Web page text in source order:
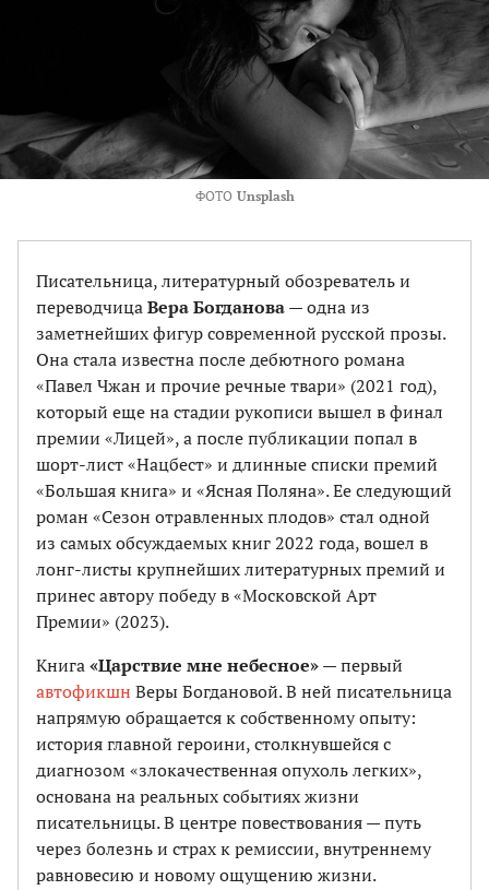
ФОТО Unsplash
Писательница, литературный обозреватель и
переводчицаВера Богданова— одна из
заметнейших фигур современной русской прозы.
Она стала известна после дебютного романа
«Павел Чжан и прочие речные твари» (2021 год),
который еще на стадии рукописи вышел в финал
премии «Лицей», а после публикации попал в
шорт-лист «Нацбест» и длинные списки премий
«Большая книга» и «Ясная Поляна». Ее следующий
роман «Сезон отравленных плодов» стал одной
из самых обсуждаемых книг 2022 года, вошел в
лонг-листы крупнейших литературных премий и
принес автору победу в «Московской Арт
Премии» (2023).
Книга«Царствие мне небесное»— первый
автофикшн Веры Богдановой. В ней писательница
напрямую обращается к собственному опыту:
история главной героини, столкнувшейся с
диагнозом «злокачественная опухоль легких»,
основана на реальных событиях жизни
писательницы. В центре повествования — путь
через болезнь и страх к ремиссии, внутреннему
равновесию и новому ощущению жизни.